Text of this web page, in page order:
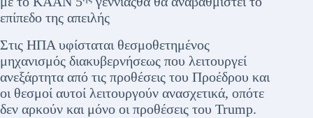
επίπεδο της απειλής
Στις ΗΠΑ υφίσταται θεσμοθετημένος
μηχανισμός διακυβερνήσεως που λειτουργεί
ανεξάρτητα από τις προθέσεις του Προέδρου και
οι θεσμοί αυτοί λειτουργούν ανασχετικά, οπότε
δεν αρκούν και μόνο οι προθέσεις του Trump.